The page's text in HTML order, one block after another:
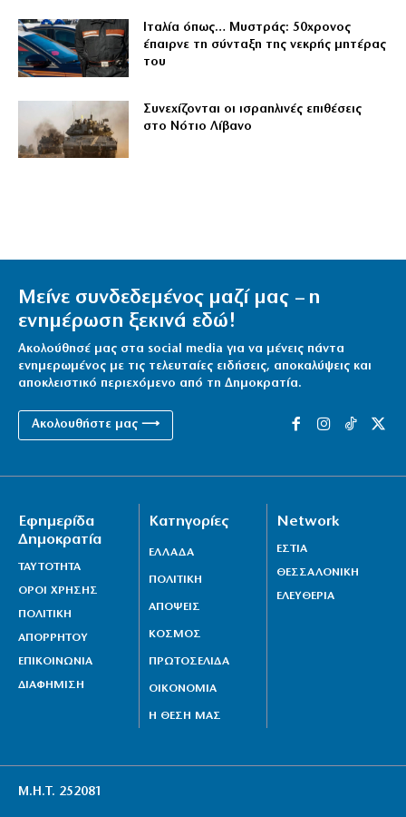
Ιταλία όπως… Μυστράς: 50χρονος
έπαιρνε τη σύνταξη της νεκρής μητέρας
του
Συνεχίζονται οι ισραηλινές επιθέσεις
στο Νότιο Λίβανο
Μείνε συνδεδεμένος μαζί μας – η
ενημέρωση ξεκινά εδώ!
Ακολούθησέ μας στα social media για να μένεις πάντα
ενημερωμένος με τις τελευταίες ειδήσεις, αποκαλύψεις και
αποκλειστικό περιεχόμενο από τη Δημοκρατία.
Ακολουθήστε μας ⟶
Εφημερίδα
Δημοκρατία
ΤΑΥΤΟΤΗΤΑ
ΟΡΟΙ ΧΡΗΣΗΣ
ΠΟΛΙΤΙΚΗ
ΑΠΟΡΡΗΤΟΥ
ΕΠΙΚΟΙΝΩΝΙΑ
ΔΙΑΦΗΜΙΣΗ
Κατηγορίες
ΕΛΛΑΔΑ
ΠΟΛΙΤΙΚΗ
ΑΠΟΨΕΙΣ
ΚΟΣΜΟΣ
ΠΡΩΤΟΣΕΛΙΔΑ
ΟΙΚΟΝΟΜΙΑ
Η ΘΕΣΗ ΜΑΣ
Network
ΕΣΤΙΑ
ΘΕΣΣΑΛΟΝΙΚΗ
ΕΛΕΥΘΕΡΙΑ
Μ.Η.Τ. 252081